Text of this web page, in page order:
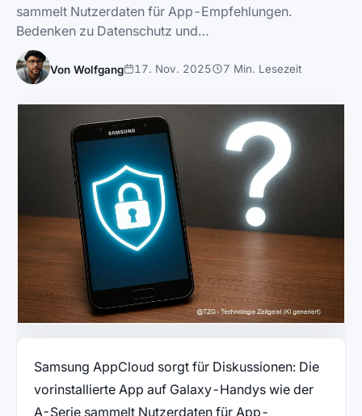
sammelt Nutzerdaten für App-Empfehlungen.
Bedenken zu Datenschutz und…
Von Wolfgang 17. Nov. 2025 7 Min. Lesezeit
Samsung AppCloud sorgt für Diskussionen: Die
vorinstallierte App auf Galaxy-Handys wie der
A-Serie sammelt Nutzerdaten für App-